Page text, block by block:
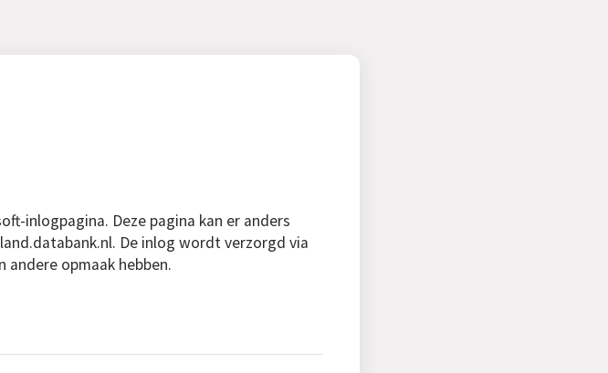
inlogpagina. Deze pagina kan er anders
De inlog wordt verzorgd via
andere opmaak hebben.